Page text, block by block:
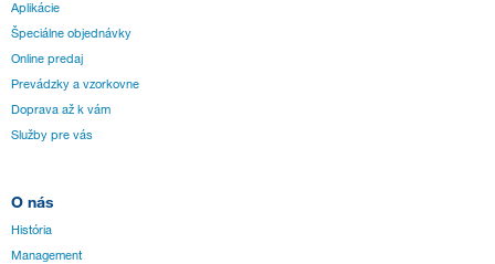
Aplikácie
Špeciálne objednávky
Online predaj
Prevádzky a vzorkovne
Doprava až k vám
Služby pre vás
O nás
História
Management